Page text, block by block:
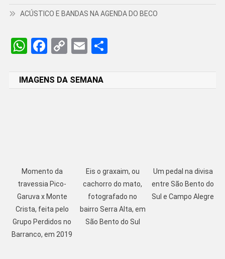
ACÚSTICO E BANDAS NA AGENDA DO BECO
WhatsApp
Facebook
CopyEmailShare
IMAGENS DA SEMANA
Momento da
travessia Pico-
Garuva x Monte
Crista, feita pelo
Grupo Perdidos no
Barranco, em 2019
Eis o graxaim, ou
cachorro do mato,
fotografado no
bairro Serra Alta, em
São Bento do Sul
Um pedal na divisa
entre São Bento do
Sul e Campo Alegre